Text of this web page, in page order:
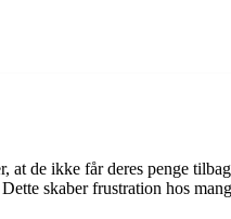
de ikke får deres penge
skaber frustration hos